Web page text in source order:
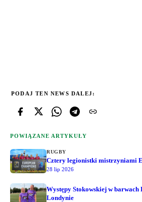
PODAJ TEN NEWS DALEJ:
POWIĄZANE ARTYKUŁY
RUGBY
Cztery legionistki mistrzyniami
28 lip 2026
Występy Stokowskiej w barwach
Londynie